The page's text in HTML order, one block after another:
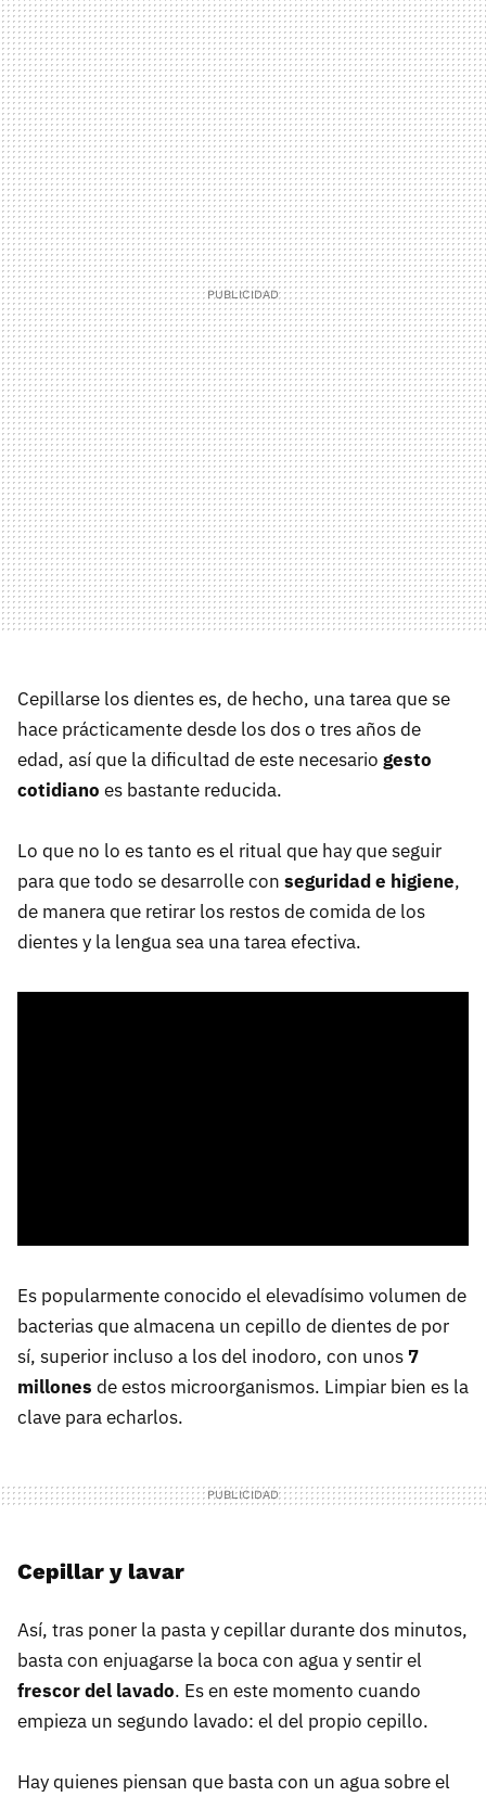
Cepillarse los dientes es, de hecho, una tarea que se
hace prácticamente desde los dos o tres años de
edad, así que la dificultad de este necesario gesto
cotidiano es bastante reducida.
Lo que no lo es tanto es el ritual que hay que seguir
para que todo se desarrolle con seguridad e higiene,
de manera que retirar los restos de comida de los
dientes y la lengua sea una tarea efectiva.
Es popularmente conocido el elevadísimo volumen de
bacterias que almacena un cepillo de dientes de por
sí, superior incluso a los del inodoro, con unos 7
millones de estos microorganismos. Limpiar bien es la
clave para echarlos.
Cepillar y lavar
Así, tras poner la pasta y cepillar durante dos minutos,
basta con enjuagarse la boca con agua y sentir el
frescor del lavado. Es en este momento cuando
empieza un segundo lavado: el del propio cepillo.
Hay quienes piensan que basta con un agua sobre el